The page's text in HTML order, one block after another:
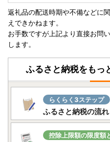
返礼品の配送時期や不備などに
えできかねます。
お手数ですが上記より直接お問
します。
ふるさと納税をもっ
らくらく3ステップ
ふるさと納税の流れ
控除上限額の限度額